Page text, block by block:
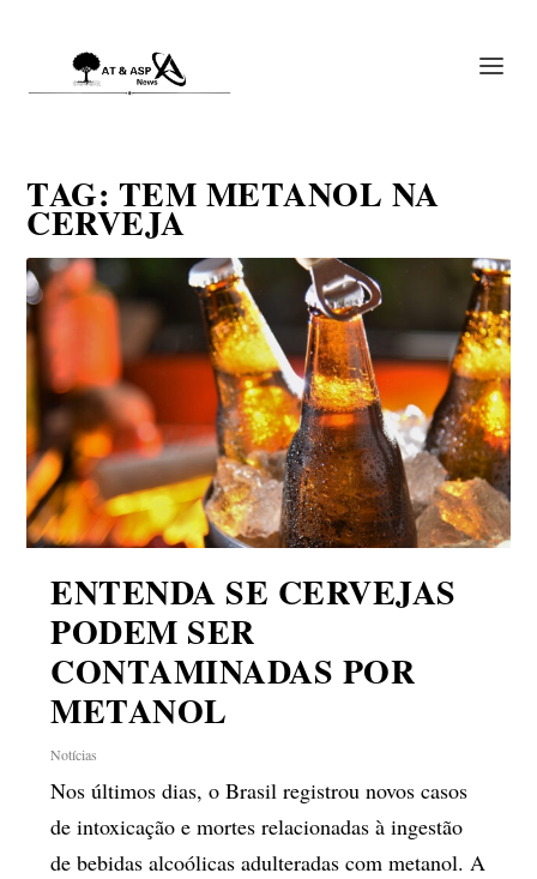
TAG: TEM METANOL NA
CERVEJA
ENTENDA SE CERVEJAS
PODEM SER
CONTAMINADAS POR
METANOL
Notícias
Nos últimos dias, o Brasil registrou novos casos
de intoxicação e mortes relacionadas à ingestão
de bebidas alcoólicas adulteradas com metanol. A